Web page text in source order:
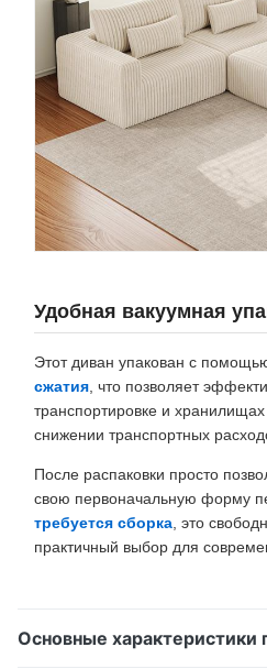
Удобная вакуумная
Этот диван упакован с
сжатия , что позволяет
транспортировке и
снижении транспортных
После распаковки просто
свою первоначальную форму
требуется сборка , это
практичный выбор для
Основные характеристики